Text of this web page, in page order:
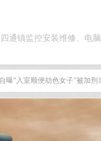
通镇监控安装维修、电
曝“入室顺便劫色女子”被加刑